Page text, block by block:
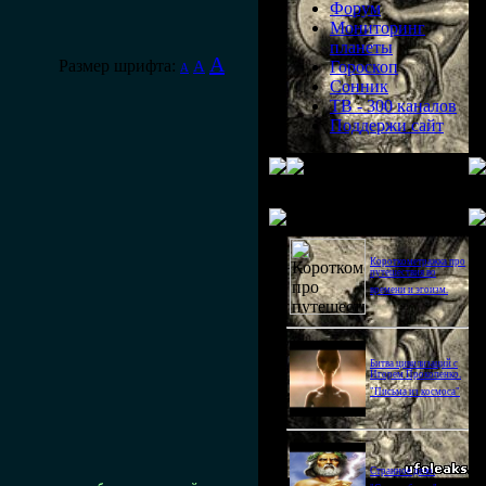
Размер шрифта: A A A
Форум
Мониторинг
планеты
Гороскоп
Сонник
ТВ - 300 каналов
Поддержи сайт
Короткометражка про
путешествия во
времени и эгоизм.
Битва цивилизаций с
Игорем Прокопенко.
"Письма из космоса"
Странное дело.